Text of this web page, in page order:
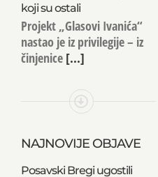
koji su ostali
Projekt „Glasovi Ivanića“
nastao je iz privilegije – iz
činjenice[...]
NAJNOVIJE OBJAVE
Posavski Bregi ugostili